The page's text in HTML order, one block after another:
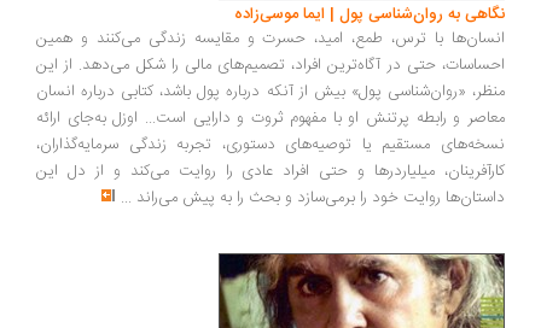
به روان‌شناسی پول | ایما موسی‌زاده
با ترس، طمع، امید، حسرت و مقایسه زندگی می‌کنند و همین
حتی در آگاه‌ترین افراد، تصمیم‌های مالی را شکل می‌دهد. از این
«روان‌شناسی پول» بیش از آنکه درباره پول باشد، کتابی درباره انسان
و رابطه پرتنش او با مفهوم ثروت و دارایی است... اوزل به‌جای ارائه
مستقیم یا توصیه‌های دستوری، تجربه زندگی سرمایه‌گذاران،
میلیاردرها و حتی افراد عادی را روایت می‌کند و از دل این
روایت خود را برمی‌سازد و بحث را به پیش می‌راند ...